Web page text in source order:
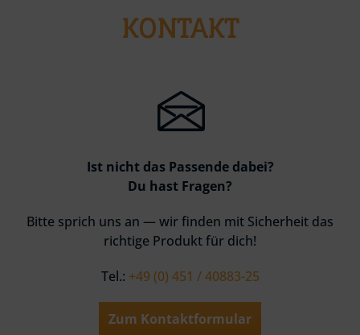
KONTAKT
Ist nicht das Passende dabei?
Du hast Fragen?
Bitte sprich uns an — wir finden mit Sicherheit das
richtige Produkt für dich!
Tel.: +49 (0) 451 / 40883-25
Zum Kontaktformular